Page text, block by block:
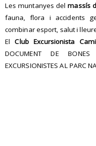
Les muntanyes delmassís
fauna, flora i accidents
combinar esport, salut i
ElClub Excursionista
DOCUMENT DE
EXCURSIONISTES AL PARC